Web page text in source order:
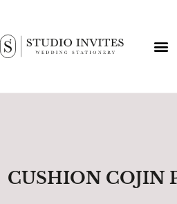
CUSHION COJIN